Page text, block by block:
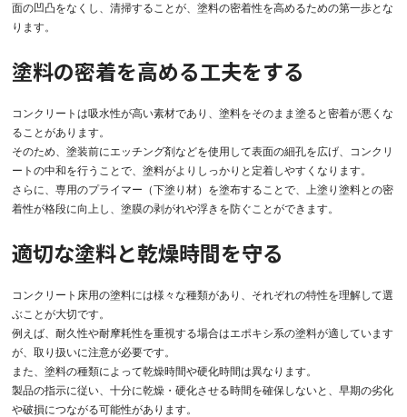
面の凹凸をなくし、清掃することが、塗料の密着性を高めるための第一歩とな
ります。
塗料の密着を高める工夫をする
コンクリートは吸水性が高い素材であり、塗料をそのまま塗ると密着が悪くな
ることがあります。
そのため、塗装前にエッチング剤などを使用して表面の細孔を広げ、コンクリ
ートの中和を行うことで、塗料がよりしっかりと定着しやすくなります。
さらに、専用のプライマー（下塗り材）を塗布することで、上塗り塗料との密
着性が格段に向上し、塗膜の剥がれや浮きを防ぐことができます。
適切な塗料と乾燥時間を守る
コンクリート床用の塗料には様々な種類があり、それぞれの特性を理解して選
ぶことが大切です。
例えば、耐久性や耐摩耗性を重視する場合はエポキシ系の塗料が適しています
が、取り扱いに注意が必要です。
また、塗料の種類によって乾燥時間や硬化時間は異なります。
製品の指示に従い、十分に乾燥・硬化させる時間を確保しないと、早期の劣化
や破損につながる可能性があります。